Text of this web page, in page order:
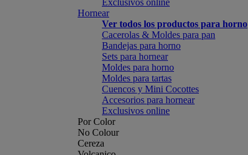
Exclusivos online
Hornear
Ver todos los productos para horno
Cacerolas & Moldes para pan
Bandejas para horno
Sets para hornear
Moldes para horno
Moldes para tartas
Cuencos y Mini Cocottes
Accesorios para hornear
Exclusivos online
Por Color
No Colour
Cereza